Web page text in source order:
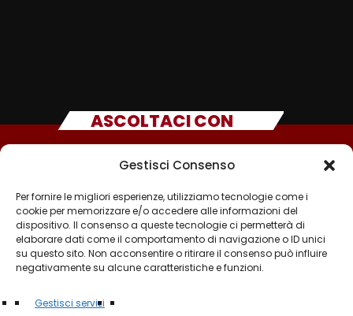
Gestisci Consenso
Per fornire le migliori esperienze, utilizziamo tecnologie come i
cookie per memorizzare e/o accedere alle informazioni del
dispositivo. Il consenso a queste tecnologie ci permetterà di
elaborare dati come il comportamento di navigazione o ID unici
su questo sito. Non acconsentire o ritirare il consenso può influire
negativamente su alcune caratteristiche e funzioni.
Gestisci servizi
ASCOLTACI CON